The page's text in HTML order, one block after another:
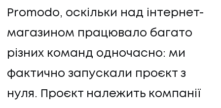
Promodo, оскільки над інтернет-
магазином працювало багато
різних команд одночасно: ми
фактично запускали проєкт з
нуля. Проєкт належить компанії